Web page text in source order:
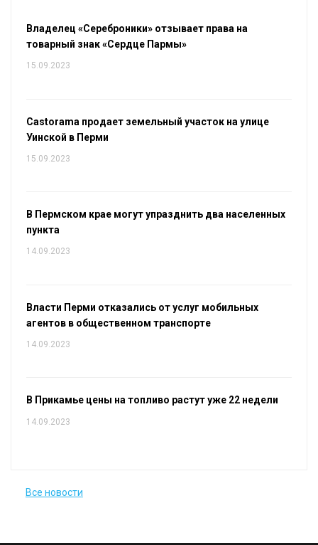
Владелец «Сереброники» отзывает права на
товарный знак «Сердце Пармы»
15.09.2023
Castorama продает земельный участок на улице
Уинской в Перми
15.09.2023
В Пермском крае могут упразднить два населенных
пункта
14.09.2023
Власти Перми отказались от услуг мобильных
агентов в общественном транспорте
14.09.2023
В Прикамье цены на топливо растут уже 22 недели
14.09.2023
Все новости